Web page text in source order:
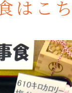
はこ